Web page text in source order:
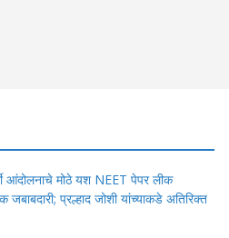
आंदोलनाचे मोठे यश NEET पेपर लीक
जबाबदारी; प्रल्हाद जोशी यांच्याकडे अतिरिक्त